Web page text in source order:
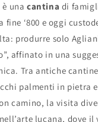
una cantina di
fine ‘800 e oggi
produrre solo
affinato in una
Tra antiche
palmenti in pietra
camino, la visita
lucana, dove